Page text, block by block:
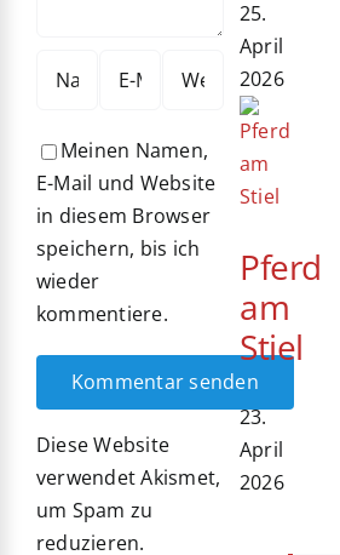
Meinen Namen,
E-Mail und Website
in diesem Browser
speichern, bis ich
wieder
kommentiere.
Diese Website
verwendet Akismet,
um Spam zu
reduzieren.
25.
April
2026
Pferd
am
Stiel
23.
April
2026